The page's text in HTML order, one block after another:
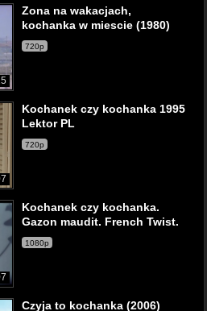
Zona na wakacjach,
kochanka w miescie (1980)
720p
Kochanek czy kochanka 1995
Lektor PL
720p
Kochanek czy kochanka.
Gazon maudit. French Twist.
1080p
Czyja to kochanka (2006)